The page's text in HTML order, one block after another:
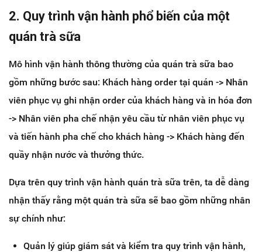
2. Quy trình vận hành phổ biến của một
quán trà sữa
Mô hình vận hành thông thường của quán trà sữa bao
gồm những bước sau: Khách hàng order tại quán -> Nhân
viên phục vụ ghi nhận order của khách hàng và in hóa đơn
-> Nhân viên pha chế nhận yêu cầu từ nhân viên phục vụ
và tiến hành pha chế cho khách hàng -> Khách hàng đến
quầy nhận nước và thưởng thức.
Dựa trên quy trình vận hành quán trà sữa trên, ta dễ dàng
nhận thấy rằng một quán trà sữa sẽ bao gồm những nhân
sự chính như:
Quản lý giúp giám sát và kiểm tra quy trình vận hành,